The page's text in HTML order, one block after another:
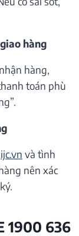
hàng
hàng,
toán phù
ijc.vn và tình
nên xác
1900 636